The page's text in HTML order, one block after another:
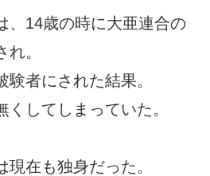
、14歳の時に大亜連合の
。
者にされた結果。
してしまっていた。
在も独身だった。